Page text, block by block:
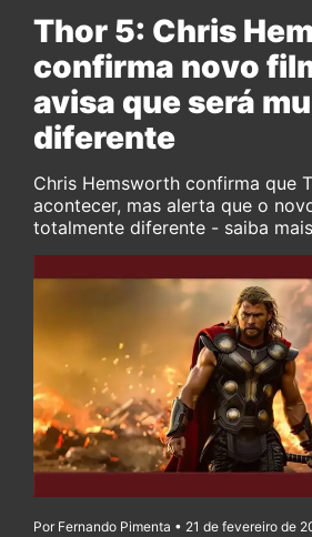
Thor 5: Chris
confirma novo
avisa que será
diferente
Chris Hemsworth confirma que
acontecer, mas alerta que o
totalmente diferente - saiba
Por Fernando Pimenta • 21 de fevereiro de